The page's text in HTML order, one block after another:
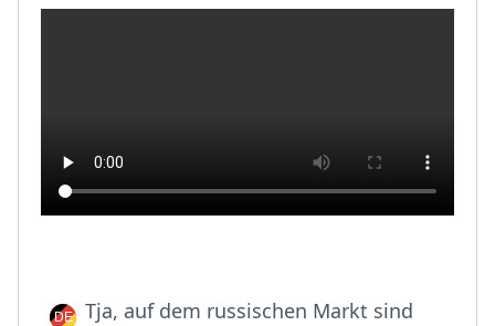
Tja, auf dem russischen Markt sind